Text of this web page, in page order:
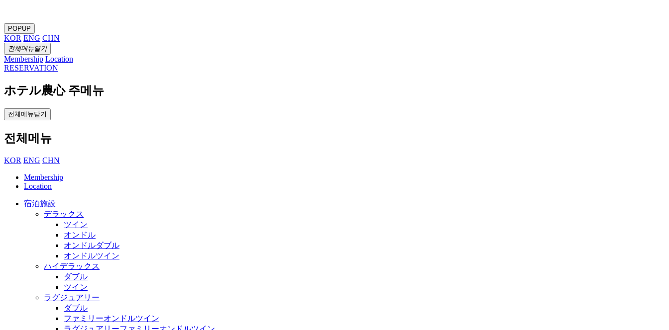
POPUP
KOR ENG CHN
전체메뉴열기
Membership Location
RESERVATION
ホテル農心 주메뉴
전체메뉴닫기
전체메뉴
KOR ENG CHN
Membership
Location
宿泊施設
デラックス
ツイン
オンドル
オンドルダブル
オンドルツイン
ハイデラックス
ダブル
ツイン
ラグジュアリー
ダブル
ファミリーオンドルツイン